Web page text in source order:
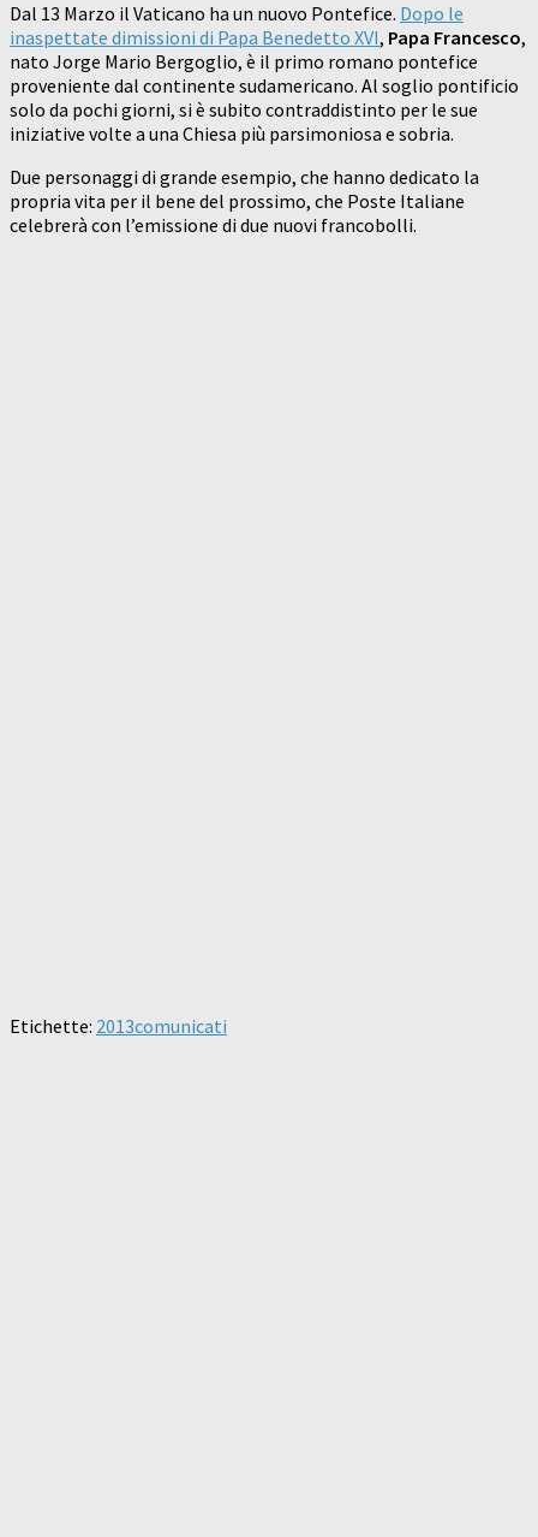
Dal 13 Marzo il Vaticano ha un nuovo Pontefice. Dopo le
inaspettate dimissioni di Papa Benedetto XVI, Papa Francesco,
nato Jorge Mario Bergoglio, è il primo romano pontefice
proveniente dal continente sudamericano. Al soglio pontificio
solo da pochi giorni, si è subito contraddistinto per le sue
iniziative volte a una Chiesa più parsimoniosa e sobria.
Due personaggi di grande esempio, che hanno dedicato la
propria vita per il bene del prossimo, che Poste Italiane
celebrerà con l’emissione di due nuovi francobolli.
Etichette: 2013comunicati